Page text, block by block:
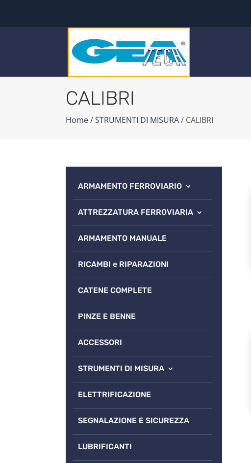
CALIBRI
Home/STRUMENTI DI MISURA/ CALIBRI
ARMAMENTO FERROVIARIO
ATTREZZATURA FERROVIARIA
ARMAMENTO MANUALE
RICAMBI e RIPARAZIONI
CATENE COMPLETE
PINZE E BENNE
ACCESSORI
STRUMENTI DI MISURA
ELETTRIFICAZIONE
SEGNALAZIONE E SICUREZZA
LUBRIFICANTI